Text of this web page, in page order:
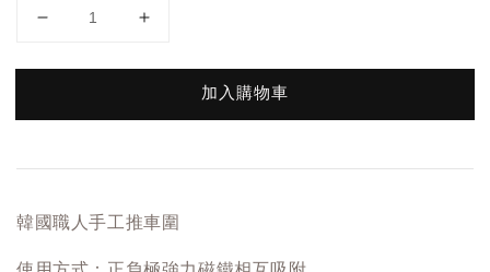
加入購物車
韓國職人手工推車圍